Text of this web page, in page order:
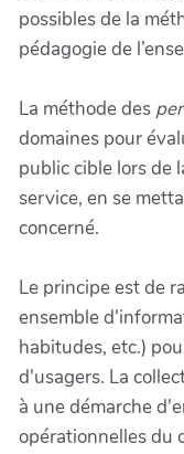
possibles de la
pédagogie de
La méthode des
domaines pour
public cible lors de
service, en se
concerné.
Le principe est de
ensemble
habitudes, etc.)
d'usagers. La
à une démarche
opérationnelles du